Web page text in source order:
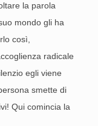
la parola
mondo gli ha
così,
radicale
egli viene
smette di
Qui comincia la